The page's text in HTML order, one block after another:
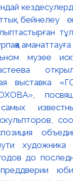
бейнелеу